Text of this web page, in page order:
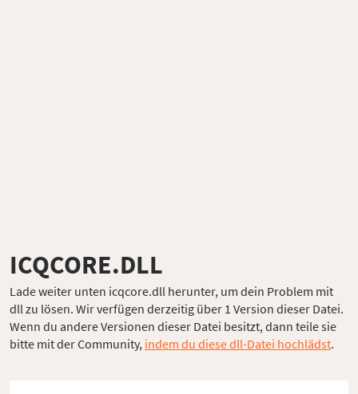
ICQCORE.DLL
Lade weiter unten icqcore.dll herunter, um dein Problem mit
dll zu lösen. Wir verfügen derzeitig über 1 Version dieser Datei.
Wenn du andere Versionen dieser Datei besitzt, dann teile sie
bitte mit der Community, indem du diese dll-Datei hochlädst.